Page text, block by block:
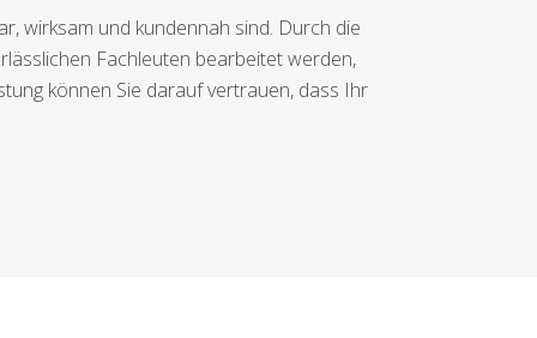
wirksam und kundennah sind. Durch die
Fachleuten bearbeitet werden,
können Sie darauf vertrauen, dass Ihr